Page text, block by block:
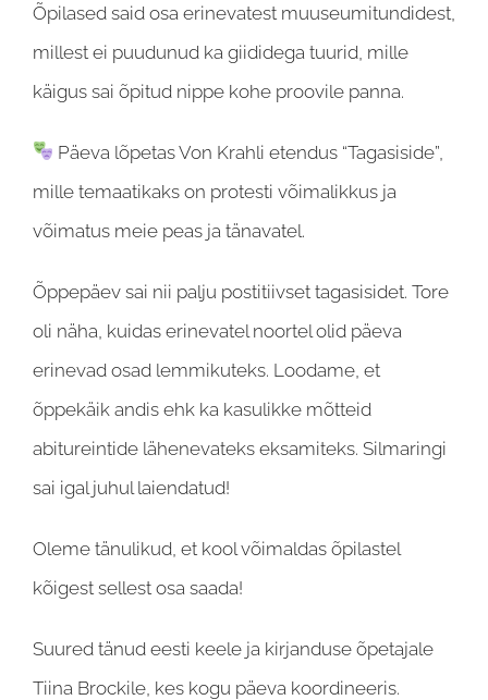
Õpilased said osa erinevatest muuseumitundidest,
millest ei puudunud ka giididega tuurid, mille
käigus sai õpitud nippe kohe proovile panna.
Päeva lõpetas Von Krahli etendus “Tagasiside”,
mille temaatikaks on protesti võimalikkus ja
võimatus meie peas ja tänavatel.
Õppepäev sai nii palju postitiivset tagasisidet. Tore
oli näha, kuidas erinevatel noortel olid päeva
erinevad osad lemmikuteks. Loodame, et
õppekäik andis ehk ka kasulikke mõtteid
abitureintide lähenevateks eksamiteks. Silmaringi
sai igal juhul laiendatud!
Oleme tänulikud, et kool võimaldas õpilastel
kõigest sellest osa saada!
Suured tänud eesti keele ja kirjanduse õpetajale
Tiina Brockile, kes kogu päeva koordineeris.